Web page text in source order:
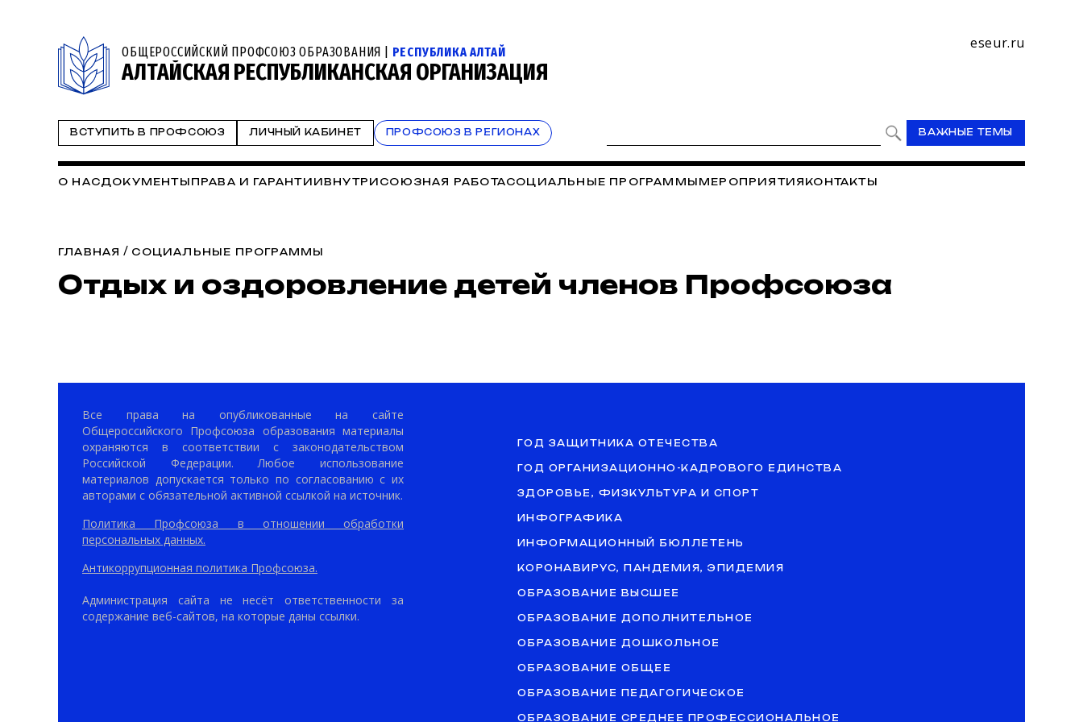
ОБЩЕРОССИЙСКИЙ ПРОФСОЮЗ ОБРАЗОВАНИЯ | РЕСПУБЛИКА АЛТАЙ
АЛТАЙСКАЯ РЕСПУБЛИКАНСКАЯ ОРГАНИЗАЦИЯ
eseur.ru
ВСТУПИТЬ В ПРОФСОЮЗ ЛИЧНЫЙ КАБИНЕТ ПРОФСОЮЗ В РЕГИОНАХ ВАЖНЫЕ ТЕМЫ
О НАСДОКУМЕНТЫ ПРАВА И ГАРАНТИИВНУТРИСОЮЗНАЯ РАБОТАСОЦИАЛЬНЫЕ ПРОГРАММЫ МЕРОПРИЯТИЯ КОНТАКТЫ
ГЛАВНАЯ / СОЦИАЛЬНЫЕ ПРОГРАММЫ
Отдых и оздоровление детей членов Профсоюза
Все права на опубликованные на сайте
Общероссийского Профсоюза образования материалы
охраняются в соответствии с законодательством
Российской Федерации. Любое использование
материалов допускается только по согласованию с их
авторами с обязательной активной ссылкой на источник.
Политика Профсоюза в отношении обработки
персональных данных.
Антикоррупционная политика Профсоюза.
Администрация сайта не несёт ответственности за
содержание веб-сайтов, на которые даны ссылки.
ГОД ЗАЩИТНИКА ОТЕЧЕСТВА
ГОД ОРГАНИЗАЦИОННО-КАДРОВОГО ЕДИНСТВА
ЗДОРОВЬЕ, ФИЗКУЛЬТУРА И СПОРТ
ИНФОГРАФИКА
ИНФОРМАЦИОННЫЙ БЮЛЛЕТЕНЬ
КОРОНАВИРУС, ПАНДЕМИЯ, ЭПИДЕМИЯ
ОБРАЗОВАНИЕ ВЫСШЕЕ
ОБРАЗОВАНИЕ ДОПОЛНИТЕЛЬНОЕ
ОБРАЗОВАНИЕ ДОШКОЛЬНОЕ
ОБРАЗОВАНИЕ ОБЩЕЕ
ОБРАЗОВАНИЕ ПЕДАГОГИЧЕСКОЕ
ОБРАЗОВАНИЕ СРЕДНЕЕ ПРОФЕССИОНАЛЬНОЕ